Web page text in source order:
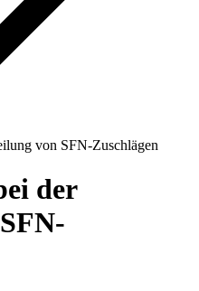
von SFN-Zuschlägen
der